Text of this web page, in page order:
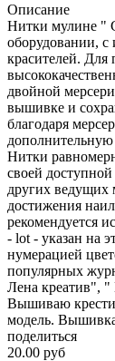
Описание
Нитки мулине "
оборудовании, с
красителей. Для
двойной
вышивке и
благодаря
дополнительную
Нитки
своей
других ведущих
достижения
рекомендуется
- lot - указан на
нумерацией
популярных
Лена креатив",
Вышиваю
модель.
поделиться
20.00 руб